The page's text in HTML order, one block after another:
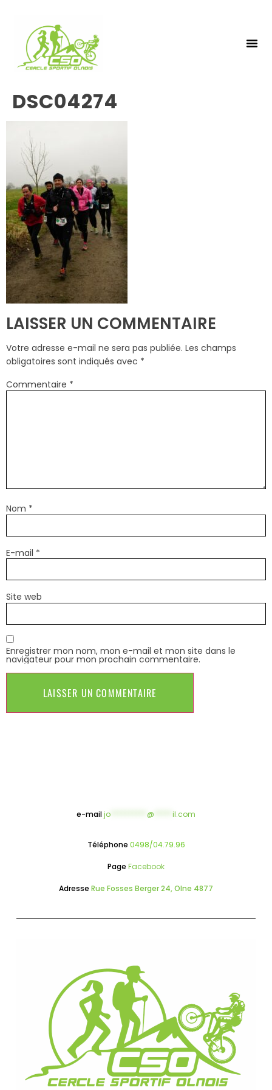
DSC04274
LAISSER UN COMMENTAIRE
Votre adresse e-mail ne sera pas publiée. Les champs
obligatoires sont indiqués avec *
Commentaire *
Nom *
E-mail *
Site web
Enregistrer mon nom, mon e-mail et mon site dans le
navigateur pour mon prochain commentaire.
e-mailjo @ il.com
Téléphone 0498/04.79.96
Page Facebook
Adresse Rue Fosses Berger 24, Olne 4877